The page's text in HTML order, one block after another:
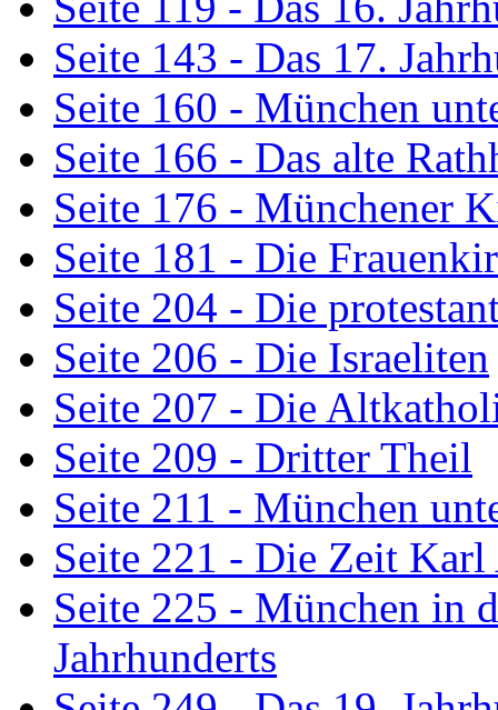
Seite 143 - Das 17.
Seite 160 - München
Seite 166 - Das alte
Seite 176 - Münchener
Seite 181 - Die
Seite 204 - Die
Seite 206 - Die Israeliten
Seite 207 - Die
Seite 209 - Dritter Theil
Seite 211 - München
Seite 221 - Die Zeit
Seite 225 - München in
Jahrhunderts